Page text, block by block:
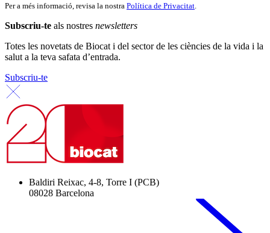
Per a més informació, revisa la nostra Política de Privacitat
Subscriu-te als nostres newsletters
Totes les novetats de Biocat i del sector de les ciències de la vida i la
salut a la teva safata d’entrada.
Subscriu-te
Baldiri Reixac, 4-8, Torre I (PCB)
08028 Barcelona